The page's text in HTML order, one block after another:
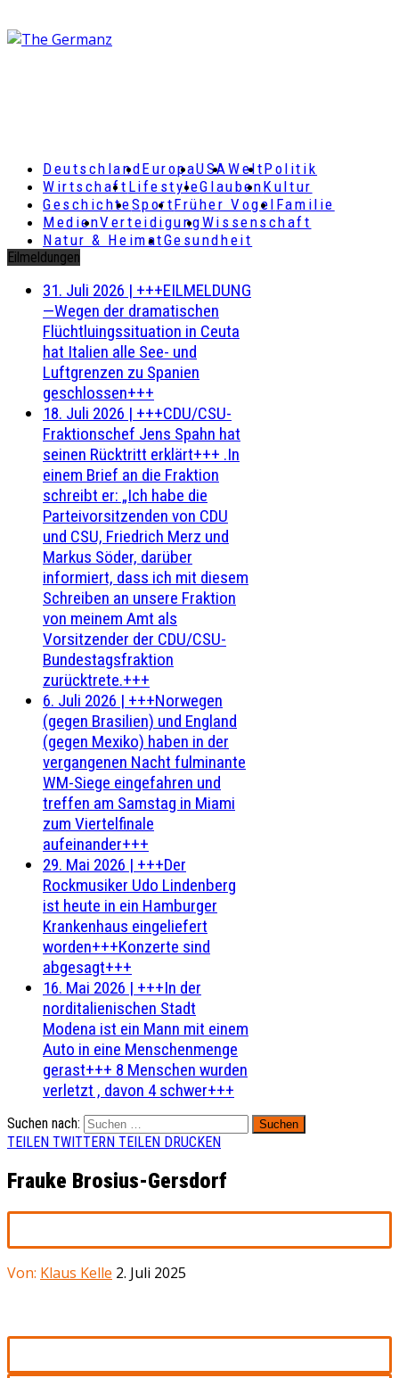
DeutschlandEuropaUSAWeltPolitik
Wirtschaft LifestyleGlaubenKultur
GeschichteSportFrüher Vogel Familie
MedienVerteidigungWissenschaft
Natur & HeimatGesundheit
Eilmeldungen
31. Juli 2026 | +++EILMELDUNG
—Wegen der dramatischen
Flüchtluingssituation in Ceuta
hat Italien alle See- und
Luftgrenzen zu Spanien
geschlossen+++
18. Juli 2026 | +++CDU/CSU-
Fraktionschef Jens Spahn hat
seinen Rücktritt erklärt+++ .In
einem Brief an die Fraktion
schreibt er: „Ich habe die
Parteivorsitzenden von CDU
und CSU, Friedrich Merz und
Markus Söder, darüber
informiert, dass ich mit diesem
Schreiben an unsere Fraktion
von meinem Amt als
Vorsitzender der CDU/CSU-
Bundestagsfraktion
zurücktrete.+++
6. Juli 2026 | +++Norwegen
(gegen Brasilien) und England
(gegen Mexiko) haben in der
vergangenen Nacht fulminante
WM-Siege eingefahren und
treffen am Samstag in Miami
zum Viertelfinale
aufeinander+++
29. Mai 2026 | +++Der
Rockmusiker Udo Lindenberg
ist heute in ein Hamburger
Krankenhaus eingeliefert
worden+++Konzerte sind
abgesagt+++
16. Mai 2026 | +++In der
norditalienischen Stadt
Modena ist ein Mann mit einem
Auto in eine Menschenmenge
gerast+++ 8 Menschen wurden
verletzt , davon 4 schwer+++
Suchen nach:
TEILEN TWITTERN TEILEN DRUCKEN
Frauke Brosius-Gersdorf
Von: Klaus Kelle 2. Juli 2025